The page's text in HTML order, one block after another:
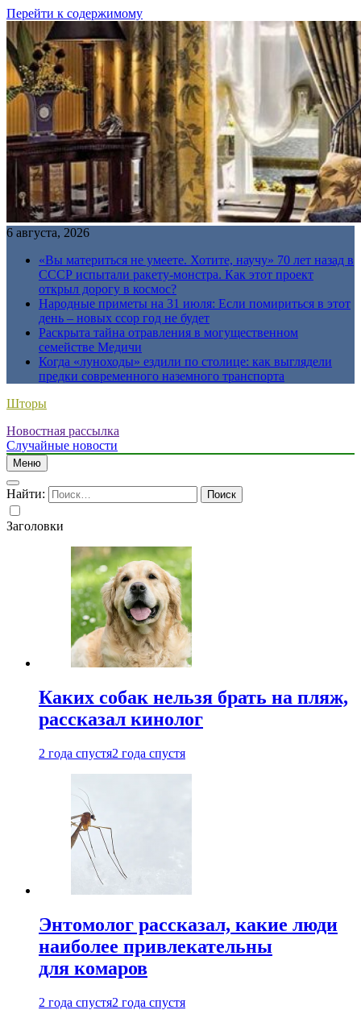
Перейти к содержимому
6 августа, 2026
«Вы материться не умеете. Хотите, научу» 70 лет назад в
СССР испытали ракету-монстра. Как этот проект
открыл дорогу в космос?
Народные приметы на 31 июля: Если помириться в этот
день – новых ссор год не будет
Раскрыта тайна отравления в могущественном
семействе Медичи
Когда «луноходы» ездили по столице: как выглядели
предки современного наземного транспорта
Шторы
Новостная рассылка
Случайные новости
Меню
Найти:
Заголовки
Каких собак нельзя брать на пляж,
рассказал кинолог
2 года спустя2 года спустя
Энтомолог рассказал, какие люди
наиболее привлекательны
для комаров
2 года спустя2 года спустя